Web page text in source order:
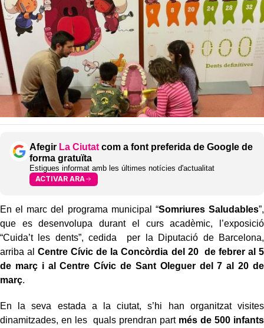
Afegir La Ciutat com a font preferida de Google de
forma gratuïta
Estigues informat amb les últimes notícies d'actualitat
ACTIVAR ARA
En el marc del programa municipal “Somriures Saludables”,
que es desenvolupa durant el curs acadèmic, l’exposició
“Cuida’t les dents”, cedida per la Diputació de Barcelona,
arriba al Centre Cívic de la Concòrdia del 20 de febrer al 5
de març i al Centre Cívic de Sant Oleguer del 7 al 20 de
març.
En la seva estada a la ciutat, s’hi han organitzat visites
dinamitzades, en les quals prendran partmés de 500 infants